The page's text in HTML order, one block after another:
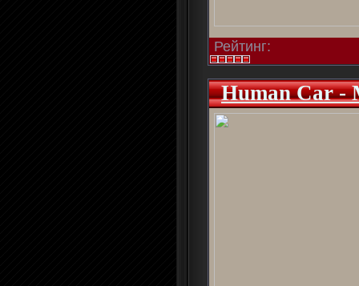
Рейтинг:
Human Car -